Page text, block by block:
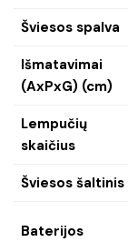
Šviesos spalva
Išmatavimai
(AxPxG) (cm)
Lempučių
skaičius
Šviesos šaltinis
Baterijos